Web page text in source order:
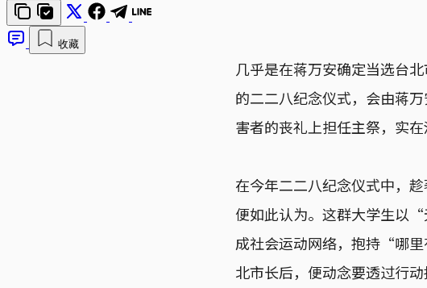
收藏
几乎是在蒋万安确定当选台
的二二八纪念仪式，会由蒋
害者的丧礼上担任主祭，实在
在今年二二八纪念仪式中，
便如此认为。这群大学生以
成社会运动网络，抱持“哪
北市长后，便动念要透过行动